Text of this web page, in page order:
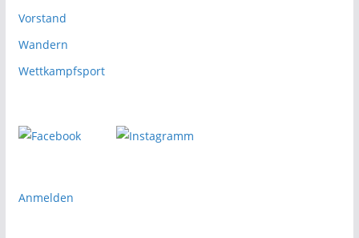
Vorstand
Wandern
Wettkampfsport
Anmelden